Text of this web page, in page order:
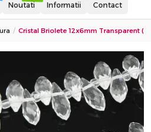
Noutati Informatii Contact
Cristal Briolete 12x6mm Transparent